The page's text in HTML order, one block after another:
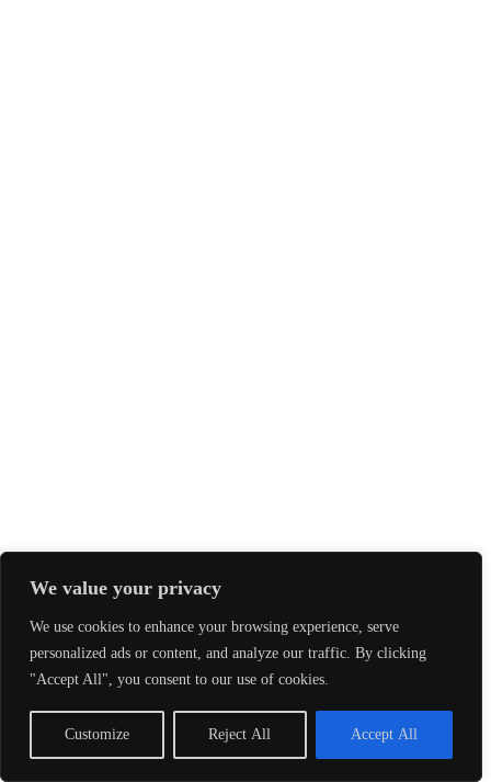
We value your privacy
We use cookies to enhance your browsing experience, serve
personalized ads or content, and analyze our traffic. By clicking
"Accept All", you consent to our use of cookies.
Customize Reject All Accept All